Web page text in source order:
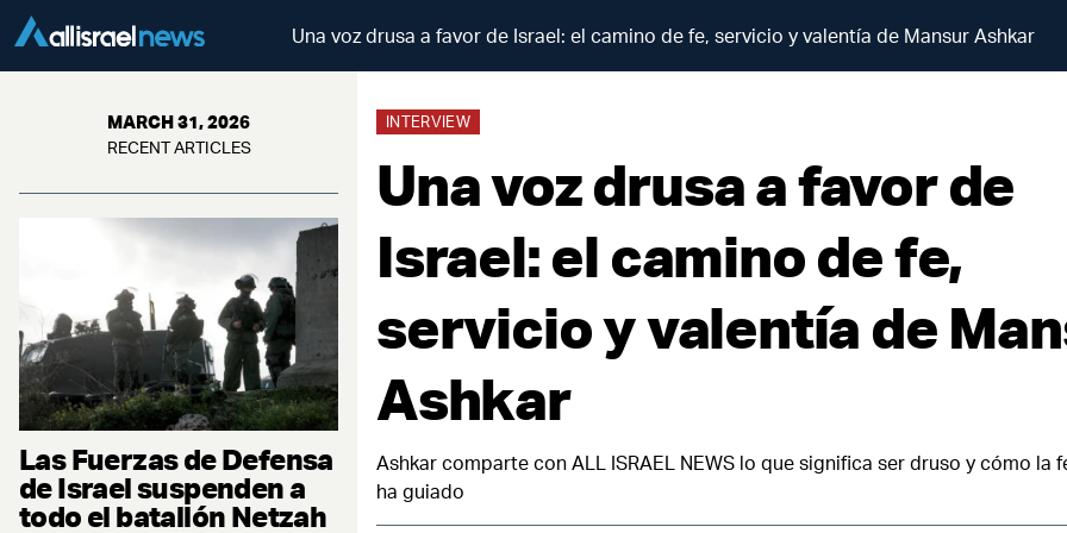
Una voz drusa a favor de Israel: el camino de fe, servicio y valentía de Mansur Ashkar
MARCH 31, 2026
RECENT ARTICLES
Las Fuerzas de Defensa
de Israel suspenden a
todo el batallón Netzah
INTERVIEW
Una voz drusa a favor de
Israel: el camino de fe,
servicio y valentía de
Ashkar
Ashkar comparte con ALL ISRAEL NEWS lo que significa ser druso y cómo la
ha guiado